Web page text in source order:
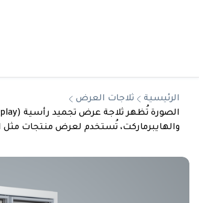
الرئيسية
ثلاجات العرض
والهايبرماركت، تُستخدم لعرض منتجات مثل